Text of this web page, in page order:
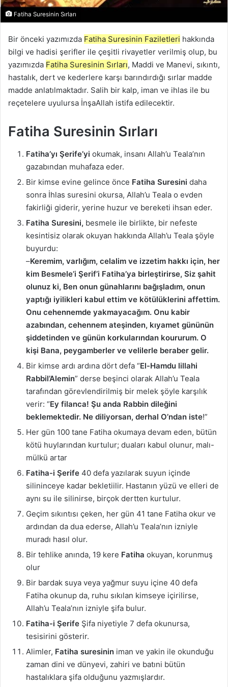
Fatiha Suresinin Sırları
Bir önceki yazımızda Fatiha Suresinin Faziletleri hakkında
bilgi ve hadisi şerifler ile çeşitli rivayetler verilmiş olup, bu
yazımızda Fatiha Suresinin Sırları, Maddi ve Manevi, sıkıntı,
hastalık, dert ve kederlere karşı barındırdığı sırlar madde
madde anlatılmaktadır. Salih bir kalp, iman ve ihlas ile bu
reçetelere uyulursa İnşaAllah istifa edilecektir.
Fatiha Suresinin Sırları
Fatiha’yı Şerife’yi okumak, insanı Allah’u Teala’nın
gazabından muhafaza eder.
Bir kimse evine gelince önce Fatiha Suresini daha
sonra İhlas suresini okursa, Allah’u Teala o evden
fakirliği giderir, yerine huzur ve bereketi ihsan eder.
Fatiha Suresini, besmele ile birlikte, bir nefeste
kesintisiz olarak okuyan hakkında Allah’u Teala şöyle
buyurdu:
–Keremim, varlığım, celalim ve izzetim hakkı için, her
kim Besmele’i Şerif’i Fatiha’ya birleştirirse, Siz şahit
olunuz ki, Ben onun günahlarını bağışladım, onun
yaptığı iyilikleri kabul ettim ve kötülüklerini affettim.
Onu cehennemde yakmayacağım. Onu kabir
azabından, cehennem ateşinden, kıyamet gününün
şiddetinden ve günün korkularından koururum. O
kişi Bana, peygamberler ve velilerle beraber gelir.
Bir kimse ardı ardına dört defa “El-Hamdu lillahi
Rabbil’Alemin” derse beşinci olarak Allah’u Teala
tarafından görevlendirilmiş bir melek şöyle karşılık
verir: “Ey filanca! Şu anda Rabbin dileğini
beklemektedir. Ne diliyorsan, derhal O’ndan iste!”
Her gün 100 tane Fatiha okumaya devam eden, bütün
kötü huylarından kurtulur; duaları kabul olunur, malı-
mülkü artar
Fatiha-i Şerife 40 defa yazılarak suyun içinde
silininceye kadar bekletiilir. Hastanın yüzü ve elleri de
aynı su ile silinirse, birçok dertten kurtulur.
Geçim sıkıntısı çeken, her gün 41 tane Fatiha okur ve
ardından da dua ederse, Allah’u Teala’nın izniyle
muradı hasıl olur.
Bir tehlike anında, 19 kere Fatiha okuyan, korunmuş
olur
Bir bardak suya veya yağmur suyu içine 40 defa
Fatiha okunup da, ruhu sıkılan kimseye içirilirse,
Allah’u Teala’nın izniyle şifa bulur.
Fatiha-i Şerife Şifa niyetiyle 7 defa okunursa,
tesisirini gösterir.
Alimler, Fatiha suresinin iman ve yakin ile okunduğu
zaman dini ve dünyevi, zahiri ve batıni bütün
hastalıklara şifa olduğunu yazmışlardır.